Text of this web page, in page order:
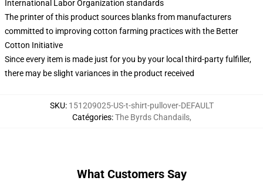
International Labor Organization standards
The printer of this product sources blanks from manufacturers
committed to improving cotton farming practices with the Better
Cotton Initiative
Since every item is made just for you by your local third-party fulfiller,
there may be slight variances in the product received
SKU: 151209025-US-t-shirt-pullover-DEFAULT
Catégories:The Byrds Chandails,
What Customers Say